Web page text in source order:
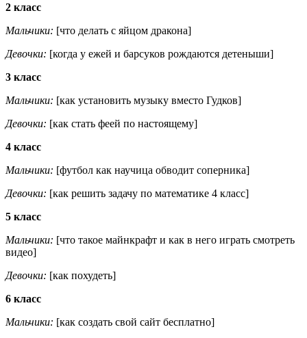
2 класс
Мальчики: [что делать с яйцом дракона]
Девочки: [когда у ежей и барсуков рождаются детеныши]
3 класс
Мальчики: [как установить музыку вместо Гудков]
Девочки: [как стать феей по настоящему]
4 класс
Мальчики: [футбол как научица обводит соперника]
Девочки: [как решить задачу по математике 4 класс]
5 класс
Мальчики: [что такое майнкрафт и как в него играть смотреть
видео]
Девочки: [как похудеть]
6 класс
Мальчики: [как создать свой сайт бесплатно]